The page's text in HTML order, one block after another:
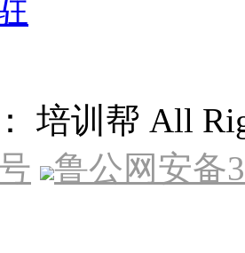
培训帮 All
鲁公网安备